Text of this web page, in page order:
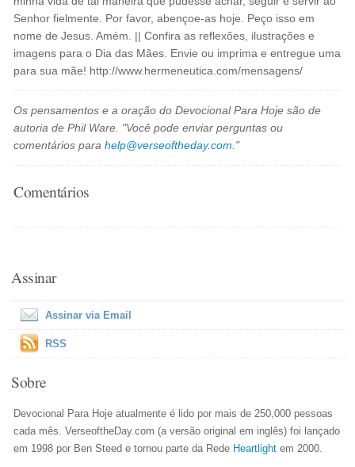
Senhor fielmente. Por favor, abençoe-as hoje. Peço isso em
nome de Jesus. Amém. || Confira as reflexões, ilustrações e
imagens para o Dia das Mães. Envie ou imprima e entregue uma
para sua mãe! http://www.hermeneutica.com/mensagens/
Os pensamentos e a oração do Devocional Para Hoje são de
autoria de Phil Ware. "Você pode enviar perguntas ou
comentários parahelp@verseoftheday.com ."
Comentários
Assinar
Assinar via Email
RSS
Sobre
Devocional Para Hoje atualmente é lido por mais de 250,000 pessoas
cada mês. VerseoftheDay.com (a versão original em inglês) foi lançado
em 1998 por Ben Steed e tornou parte da Rede Heartlight em 2000.